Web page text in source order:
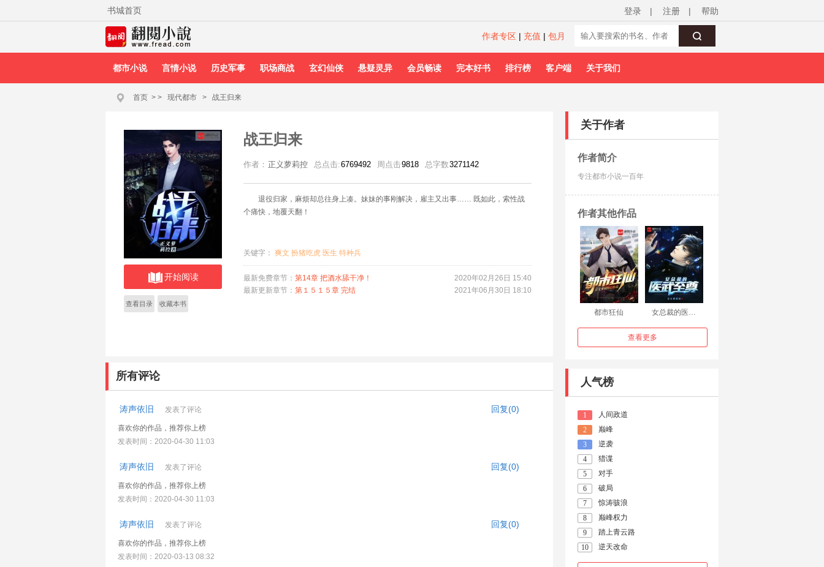
登录 | 注册 | 帮助
书城首页
作者专区 | 充值 | 包月
都市小说 言情小说 历史军事 职场商战 玄幻仙侠 悬疑灵异 会员畅读 完本好书 排行榜 客户端 关于我们
首页 > > 现代都市 > 战王归来
开始阅读
查看目录 收藏本书
战王归来
作者： 正义萝莉控 总点击:6769492 周点击9818 总字数3271142
退役归家，麻烦却总往身上凑。妹妹的事刚解决，雇主又出事…… 既如此，索性战
个痛快，地覆天翻！
关键字： 爽文 扮猪吃虎 医生 特种兵
最新免费章节： 第14章 把酒水舔干净！
2020年02月26日 15:40
最新更新章节： 第１５１５章 完结 2021年06月30日 18:10
所有评论
回复(0)
涛声依旧 发表了评论
喜欢你的作品，推荐你上榜
发表时间：2020-04-30 11:03
回复(0)
涛声依旧 发表了评论
喜欢你的作品，推荐你上榜
发表时间：2020-04-30 11:03
回复(0)
涛声依旧 发表了评论
喜欢你的作品，推荐你上榜
发表时间：2020-03-13 08:32
关于作者
作者简介
专注都市小说一百年
作者其他作品
都市狂仙 女总裁的医…
查看更多
人气榜
1
人间政道
2
巅峰
3
逆袭
4
猎谍
5
对手
6
破局
7
惊涛骇浪
8
巅峰权力
9
踏上青云路
10
逆天改命